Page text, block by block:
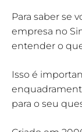
Para saber se
empresa no
entender o
Isso é
para o seu